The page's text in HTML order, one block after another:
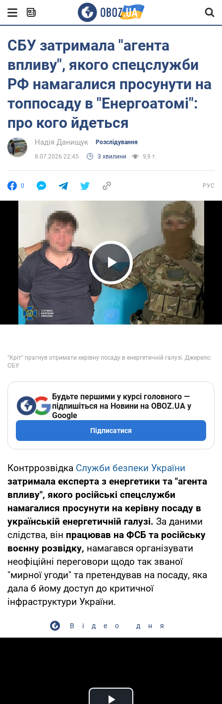
СБУ затримала "агента
впливу", якого спецслужби
РФ намагалися просунути на
топпосаду в "Енергоатомі":
про кого йдеться
Надія Данищук Розслідування
8.07.2026 22:45 3 хвилини 9,9 т.
0 РУС
Play Video
Будьте першими у курсі головного —
підпишіться на Новини на OBOZ.UA у
Google
Підписатися
Контррозвідка Служби безпеки України
затримала експерта з енергетики та "агента
впливу", якого російські спецслужби
намагалися просунути на керівну посаду в
українській енергетичній галузі. За даними
слідства, він працював на ФСБ та російську
воєнну розвідку, намагався організувати
неофіційні переговори щодо так званої
"мирної угоди" та претендував на посаду, яка
дала б йому доступ до критичної
інфраструктури України.
Відео дня